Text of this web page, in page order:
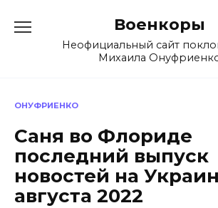
содержанию
Военкоры
Неофициальный сайт
Михаила
ОНУФРИЕНКО
Саня во Флориде
последний выпуск
новостей на
августа 2022